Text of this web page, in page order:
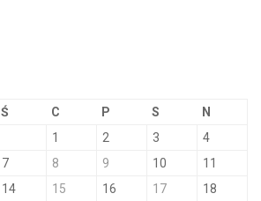
Ś C P S
N
1
2 3
4
7 8 9 10
11
14 15 16 17 18